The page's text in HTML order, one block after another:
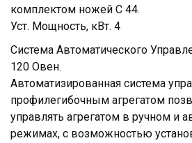
комплектом ножей С 44.
Уст. Мощность, кВт. 4
Система Автоматического
120 Овен.
Автоматизированная система
профилегибочным агрегатом
управлять агрегатом в ручном и
режимах, с возможностью